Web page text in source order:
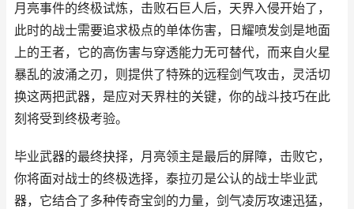
月亮事件的终极试炼，击败石巨人后，天界入侵开始了，
此时的战士需要追求极点的单体伤害，日耀喷发剑是地面
上的王者，它的高伤害与穿透能力无可替代，而来自火星
暴乱的波涌之刃，则提供了特殊的远程剑气攻击，灵活切
换这两把武器，是应对天界柱的关键，你的战斗技巧在此
刻将受到终极考验。
毕业武器的最终抉择，月亮领主是最后的屏障，击败它，
你将面对战士的终极选择，泰拉刃是公认的战士毕业武
器，它结合了多种传奇宝剑的力量，剑气凌厉攻速迅猛，